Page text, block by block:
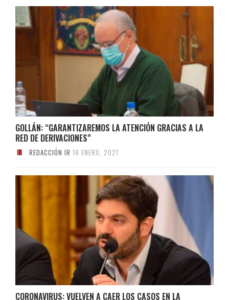
GOLLÁN: “GARANTIZAREMOS LA ATENCIÓN GRACIAS A LA
RED DE DERIVACIONES”
REDACCIÓN IR 18 ENERO, 2021
CORONAVIRUS: VUELVEN A CAER LOS CASOS EN LA